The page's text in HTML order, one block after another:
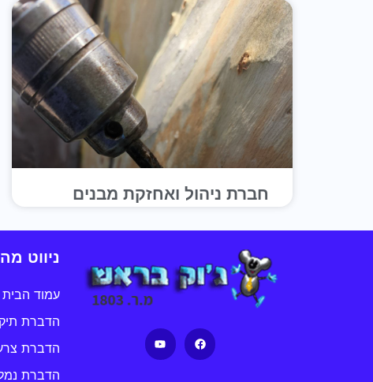
חברת ניהול ואחזקת מבנים
ניווט
עמוד הבית
הדברת
הדברת
הדברת